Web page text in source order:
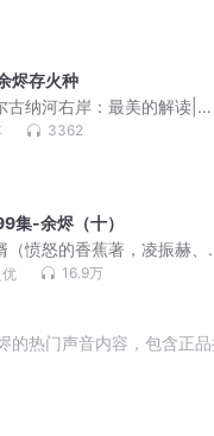
烬存火种
古纳河右岸：最美的解读|中
3362
集-余烬（十）
（愤怒的香蕉著，凌振赫、
精品有声剧）
16.9万
的热门声音内容，包含正